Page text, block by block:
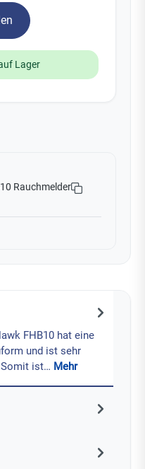
Lager
Rauchmelder
FHB10 hat eine
und ist sehr
Somit ist… Mehr